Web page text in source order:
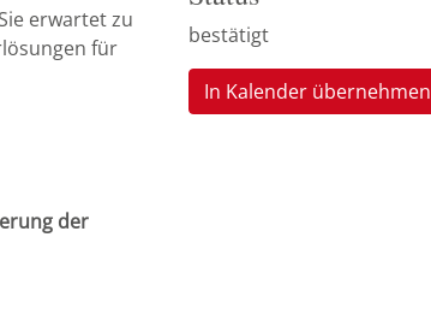
erwartet zu
für
der
bestätigt
In Kalender übernehmen